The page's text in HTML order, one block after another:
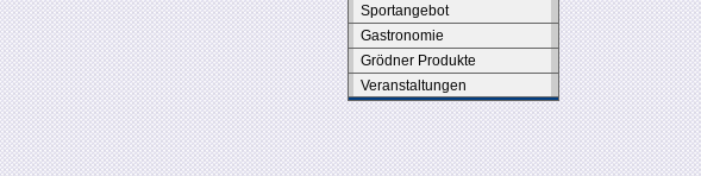
Sportangebot
Gastronomie
Grödner Produkte
Veranstaltungen